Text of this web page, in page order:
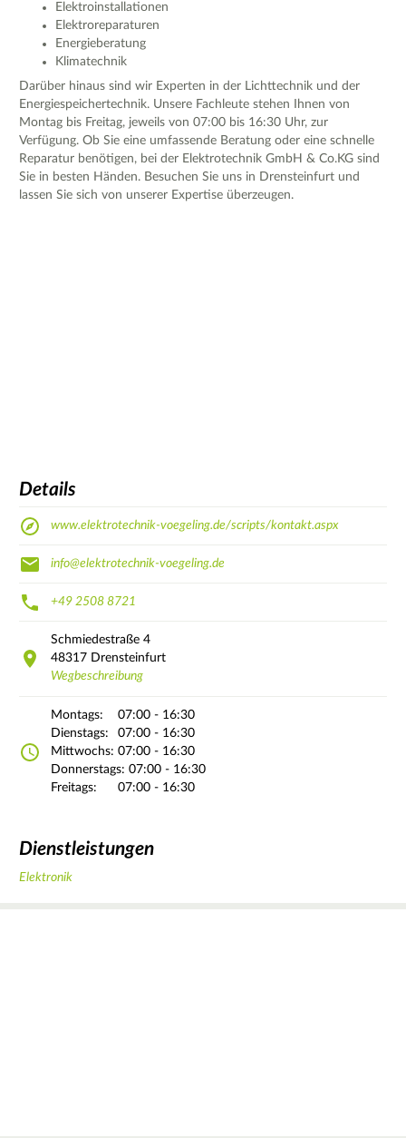
Elektroinstallationen
Elektroreparaturen
Energieberatung
Klimatechnik
Darüber hinaus sind wir Experten in der Lichttechnik und der
Energiespeichertechnik. Unsere Fachleute stehen Ihnen von
Montag bis Freitag, jeweils von 07:00 bis 16:30 Uhr, zur
Verfügung. Ob Sie eine umfassende Beratung oder eine schnelle
Reparatur benötigen, bei der Elektrotechnik GmbH & Co.KG sind
Sie in besten Händen. Besuchen Sie uns in Drensteinfurt und
lassen Sie sich von unserer Expertise überzeugen.
Details
www.elektrotechnik-voegeling.de/scripts/kontakt.aspx
info@elektrotechnik-voegeling.de
+49 2508 8721
Schmiedestraße 4
48317 Drensteinfurt
Wegbeschreibung
Montags:
07:00 - 16:30
Dienstags:
07:00 - 16:30
Mittwochs: 07:00 - 16:30
Donnerstags: 07:00 - 16:30
Freitags:
07:00 - 16:30
Dienstleistungen
Elektronik